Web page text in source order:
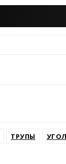
ТРУПЫ